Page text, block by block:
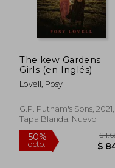
The kew Gardens
Girls (en Inglés)
Lovell, Posy
G.P. Putnam's Sons, 2021,
Tapa Blanda, Nuevo